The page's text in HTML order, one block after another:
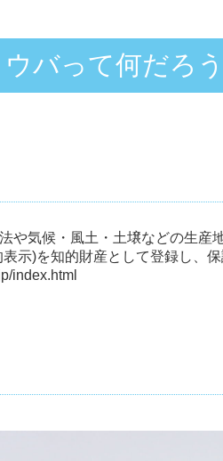
バって何だろ
や気候・風土・土壌などの生
示)を知的財産として登録し、保
index.html